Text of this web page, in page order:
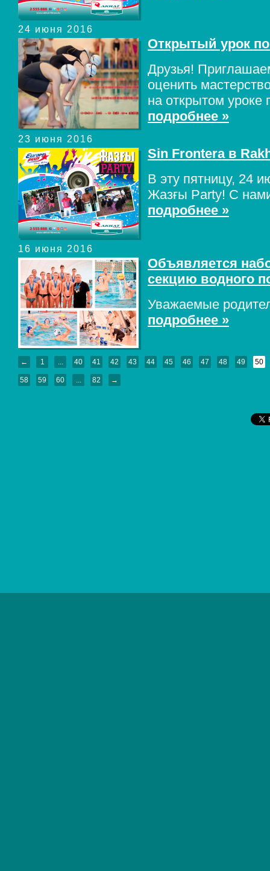
24 июня 2016
Открытый урок
Друзья!
оценить
на открытом уроке
подробнее »
23 июня 2016
Sin Frontera в
В эту пятницу, 24
Жазғы Party! С
подробнее »
16 июня 2016
Объявляется
секцию водного
Уважаемые
подробнее »
← 1 ... 40 41 42 43 44 45 46 47 48 49 50
58 59 60 ... 82 →